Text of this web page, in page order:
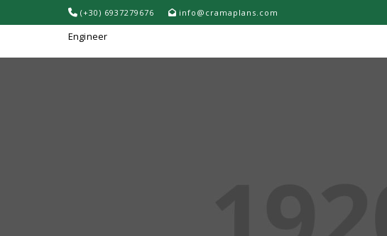
(+30) 6937279676
info@cramaplans.com